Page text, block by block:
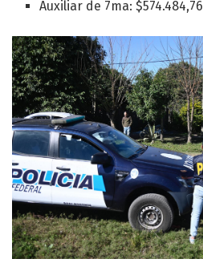
Auxiliar de 7ma: $574.484,76